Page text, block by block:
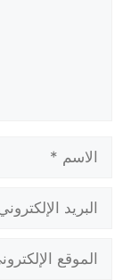
الإلكتروني
الإلكتروني